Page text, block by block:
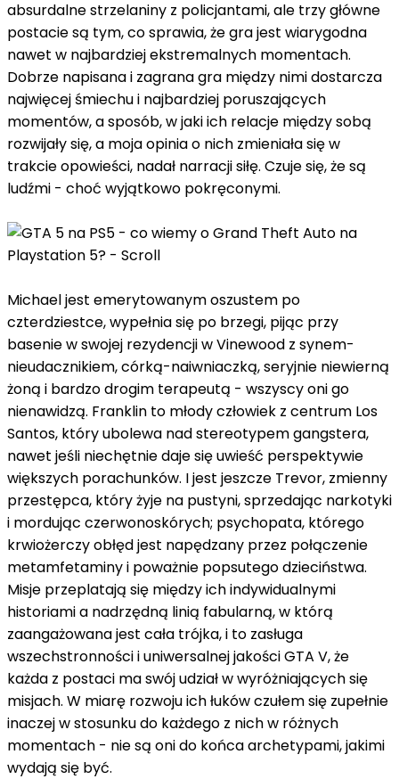
absurdalne strzelaniny z policjantami, ale trzy główne
postacie są tym, co sprawia, że gra jest wiarygodna
nawet w najbardziej ekstremalnych momentach.
Dobrze napisana i zagrana gra między nimi dostarcza
najwięcej śmiechu i najbardziej poruszających
momentów, a sposób, w jaki ich relacje między sobą
rozwijały się, a moja opinia o nich zmieniała się w
trakcie opowieści, nadał narracji siłę. Czuje się, że są
ludźmi - choć wyjątkowo pokręconymi.
Michael jest emerytowanym oszustem po
czterdziestce, wypełnia się po brzegi, pijąc przy
basenie w swojej rezydencji w Vinewood z synem-
nieudacznikiem, córką-naiwniaczką, seryjnie niewierną
żoną i bardzo drogim terapeutą - wszyscy oni go
nienawidzą. Franklin to młody człowiek z centrum Los
Santos, który ubolewa nad stereotypem gangstera,
nawet jeśli niechętnie daje się uwieść perspektywie
większych porachunków. I jest jeszcze Trevor, zmienny
przestępca, który żyje na pustyni, sprzedając narkotyki
i mordując czerwonoskórych; psychopata, którego
krwiożerczy obłęd jest napędzany przez połączenie
metamfetaminy i poważnie popsutego dzieciństwa.
Misje przeplatają się między ich indywidualnymi
historiami a nadrzędną linią fabularną, w którą
zaangażowana jest cała trójka, i to zasługa
wszechstronności i uniwersalnej jakości GTA V, że
każda z postaci ma swój udział w wyróżniających się
misjach. W miarę rozwoju ich łuków czułem się zupełnie
inaczej w stosunku do każdego z nich w różnych
momentach - nie są oni do końca archetypami, jakimi
wydają się być.